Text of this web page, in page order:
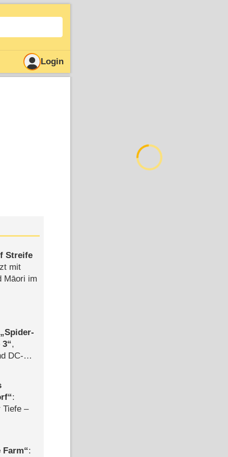
Login
Streife
mit
Māori im
Spider-
3 ,
DC-
:
Tiefe –
Farm :